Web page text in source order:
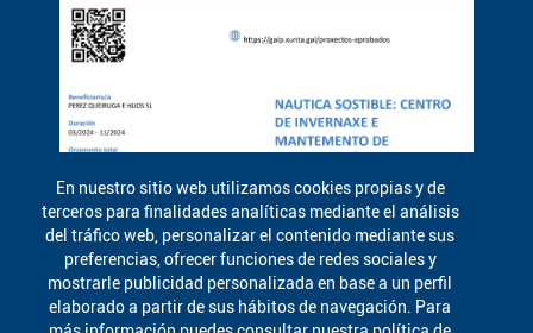
En nuestro sitio web utilizamos cookies propias y de
terceros para finalidades analíticas mediante el análisis
del tráfico web, personalizar el contenido mediante sus
preferencias, ofrecer funciones de redes sociales y
mostrarle publicidad personalizada en base a un perfil
elaborado a partir de sus hábitos de navegación. Para